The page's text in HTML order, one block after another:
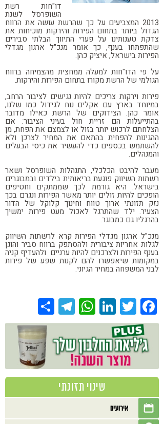
דו"חות רשת
השופרסל לשנת
2013 המצביעים על כך שהרשת עושה את הרווח
הגדול ביותר בתחום הפירות והירקות מוכיחות את
צדקת טענותינו על פערי התיווך הבלתי סבירים
שהתפתחו בענף, כך אומר מנכ"ל ארגון מגדלי
הפירות בישראל, איציק כהן.
על פי הדו"חות למעלה ממחצית מהצמיחה ברווח
הגולמי של הרשת מקורו בתחום הפירות והירקות.
פירות וירקות צריכים להיות נגישים לציבור הרחב,
במיוחד בארץ עם אקלים נוח לגידול כמו שלנו,
אומר כהן. הצידוקים של הרשת כאילו מדובר
בהתייעלות הם זריית חול בעיני הציבור: אם
הצלחתם לרכוש יותר בזול או לצמצם את הפחת, מן
ההגינות להפחית בהתאם את המחיר לצרכן ולא
להשתמש בכספים כדי להעשיר את כיסי הבעלים
והמנהלים.
מעבר להיבט הכלכלי, התנהלות השופרסל ושאר
רשתות השיווק פוגעת בריאותית בילדים ובמבוגרים
בישראל. היא גורמת לכך שממתקים וחטיפים
הופכים להיות זולים יותר מאשר הפירות ונגרם בכך
נזק תזונתי ארוך טווח וחינוך קלוקל של הדור
הצעיר. ילד שהתרגל לאכול מעט פירות ימשיך
בהרגליו גם כמבוגר.
מנכ"ל ארגון מגדלי הפירות קרא לרשתות השיווק
לגלות אחריות ציבורית ולהסתפק ברווח סביר והוגן
בענף הפירות ולצרכנים להיות ערניים ולהעדיף קניה
במקומות שיאפשרו להם לקנות שפע של פירות
לבני המשפחה במחיר הגיוני.
Facebook
Twitter
LinkedIn
WhatsApp
Telegram
שינוי תזונתי
אירועים